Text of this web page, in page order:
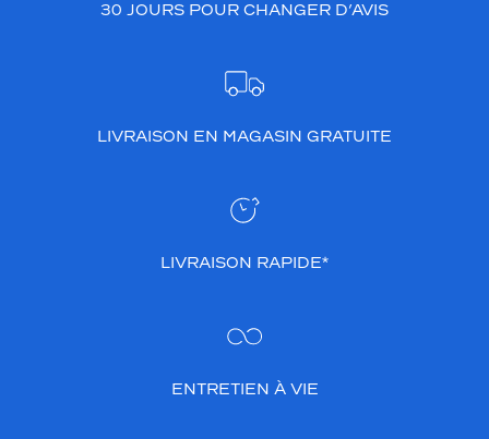
30 JOURS POUR CHANGER D’AVIS
LIVRAISON EN MAGASIN GRATUITE
LIVRAISON RAPIDE*
ENTRETIEN À VIE